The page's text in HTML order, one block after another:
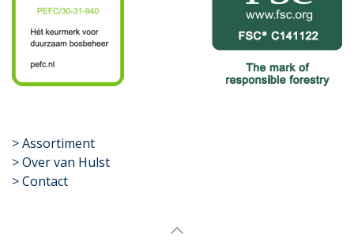
​>Assortiment
> Over van Hulst
> Contact